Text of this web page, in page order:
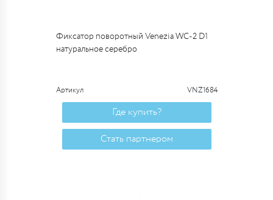
Фиксатор поворотный Venezia WC-2 D1
натуральное серебро
Артикул VNZ1684
Где купить?
Стать партнером